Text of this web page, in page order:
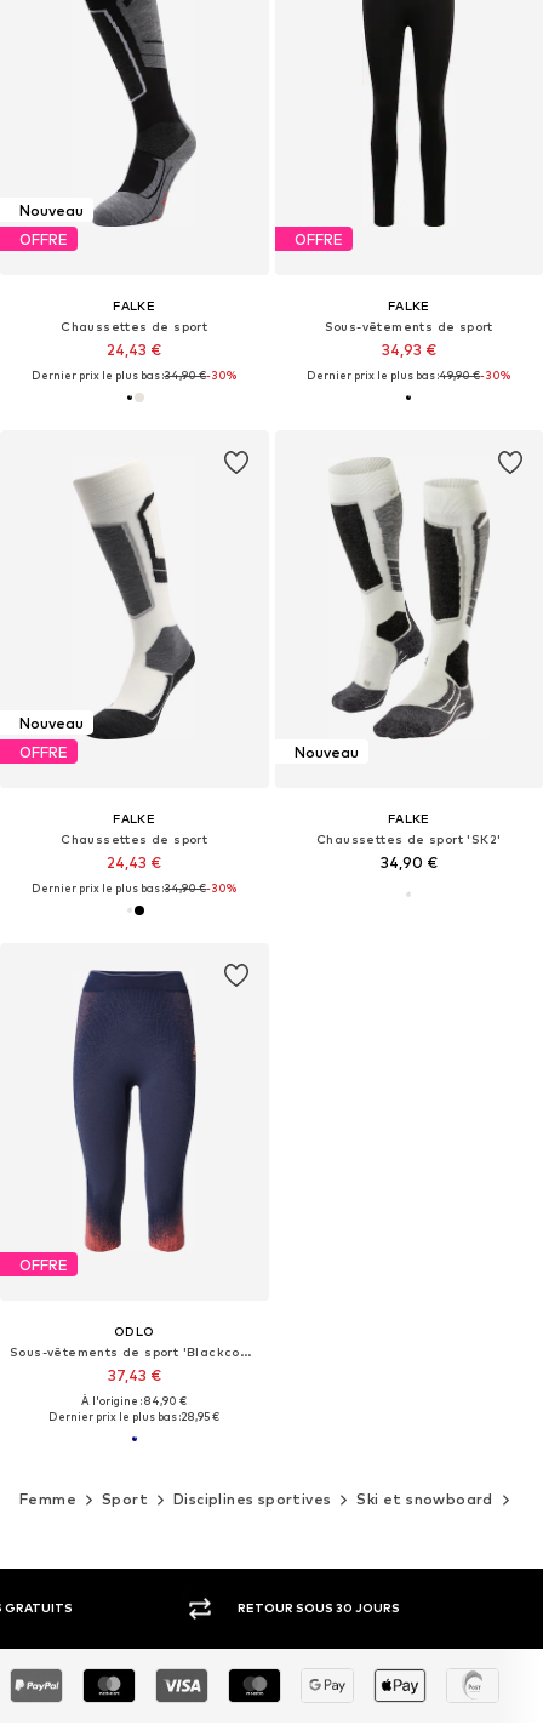
Nouveau
OFFRE
FALKE
Chaussettes de sport
24,43 €
Dernier prix le plus bas :34,90 €-30%
OFFRE
FALKE
Sous-vêtements de sport
34,93 €
Dernier prix le plus bas :49,90 €-30%
Nouveau
OFFRE
FALKE
Chaussettes de sport
24,43 €
Dernier prix le plus bas :34,90 €-30%
Nouveau
FALKE
Chaussettes de sport 'SK2'
34,90 €
OFFRE
ODLO
Sous-vêtements de sport 'Blackcomb Eco'
37,43 €
À l'origine : 84,90 €
Dernier prix le plus bas :28,95 €
Femme Sport Disciplines sportives Ski et snowboard
RETOUR SOUS 30 JOURS